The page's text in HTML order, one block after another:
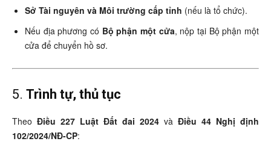
Sở Tài nguyên và Môi trường cấp tỉnh (nếu là tổ chức).
Nếu địa phương có Bộ phận một cửa, nộp tại Bộ phận một
cửa để chuyển hồ sơ.
5. Trình tự, thủ tục
Theo Điều 227 Luật Đất đai 2024 và Điều 44 Nghị định
102/2024/NĐ-CP: